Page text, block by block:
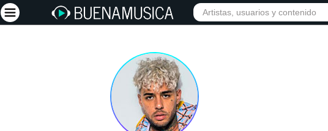
INICIO ARTISTAS RED SOCIAL